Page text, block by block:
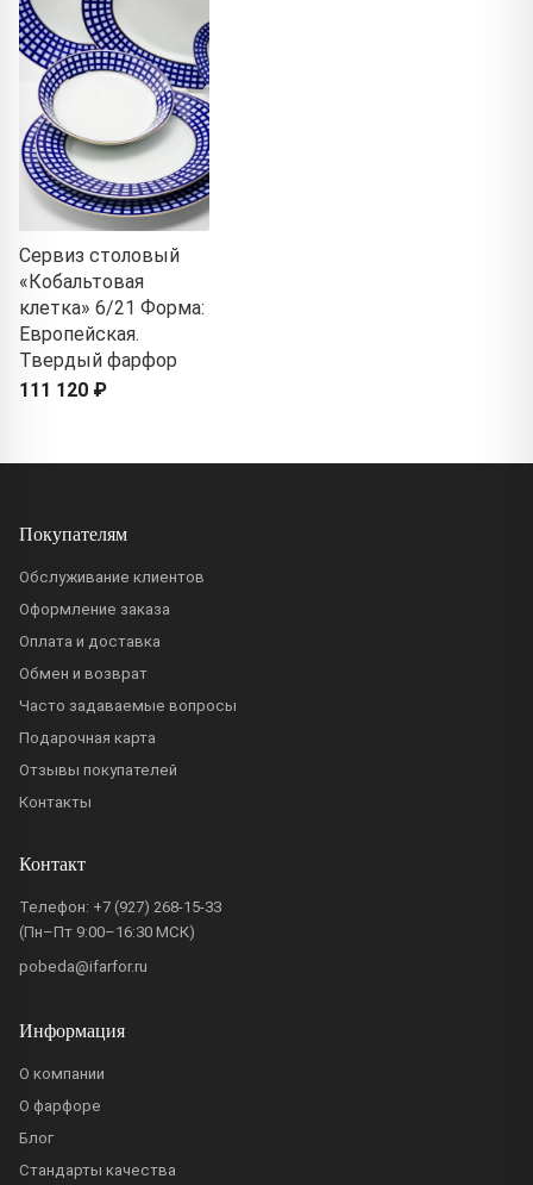
Сервиз столовый
«Кобальтовая
клетка» 6/21 Форма:
Европейская.
Твердый фарфор
111 120 ₽
Покупателям
Обслуживание клиентов
Оформление заказа
Оплата и доставка
Обмен и возврат
Часто задаваемые вопросы
Подарочная карта
Отзывы покупателей
Контакты
Контакт
Телефон: +7 (927) 268-15-33
(Пн–Пт 9:00–16:30 МСК)
pobeda@ifarfor.ru
Информация
О компании
О фарфоре
Блог
Стандарты качества